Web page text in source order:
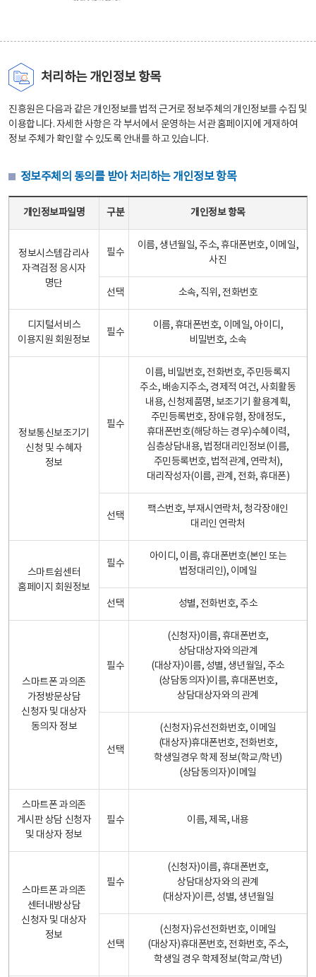
처리하는 개인정보 항목
진흥원은 다음과 같은 개인정보를 법적 근거로 정보주체의 개인정보를 수집 및
이용합니다. 자세한 사항은 각 부서에서 운영하는 서관 홈페이지에 게재하여
정보 주체가 확인할 수 있도록 안내를 하고 있습니다.
정보주체의 동의를 받아 처리하는 개인정보 항목
개인정보파일명 구분 개인정보 항목
정보시스템감리사
자격검정 응시자
명단
필수
이름, 생년월일, 주소, 휴대폰번호, 이메일,
사진
선택 소속, 직위, 전화번호
디지털서비스
이용지원 회원정보
필수
이름, 휴대폰번호, 이메일, 아이디,
비밀번호, 소속
정보통신보조기기
신청 및 수혜자
정보
필수
이름, 비밀번호, 전화번호, 주민등록지
주소, 배송지주소, 경제적 여건, 사회활동
내용, 신청제품명, 보조기기 활용계획,
주민등록번호, 장애유형, 장애정도,
휴대폰번호(해당하는 경우)수혜이력,
심층상담내용, 법정대리인정보(이름,
주민등록번호, 법적관계, 연락처),
대리작성자(이름, 관계, 전화, 휴대폰)
선택
팩스번호, 부재시연락처, 청각장애인
대리인 연락처
스마트쉼센터
홈페이지 회원정보
필수
아이디, 이름, 휴대폰번호(본인 또는
법정대리인), 이메일
선택 성별, 전화번호, 주소
스마트폰 과의존
가정방문상담
신청자 및 대상자
동의자 정보
필수
(신청자)이름, 휴대폰번호,
상담대상자와의관계
(대상자)이름, 성별, 생년월일, 주소
(상담동의자)이름, 휴대폰번호,
상담대상자와의 관계
선택
(신청자)유선전화번호, 이메일
(대상자)휴대폰번호, 전화번호,
학생일경우 학제 정보(학교/학년)
(상담동의자)이메일
스마트폰 과의존
게시판 상담 신청자
및 대상자 정보
필수 이름, 제목, 내용
스마트폰 과의존
센터내방상담
신청자 및 대상자
정보
필수
(신청자)이름, 휴대폰번호,
상담대상자와의 관계
(대상자)이른, 성별, 생년월일
선택
(신청자)유선전화번호, 이메일
(대상자)휴대폰번호, 전화번호, 주소,
학생일 경우 학제정보(학교/학년)